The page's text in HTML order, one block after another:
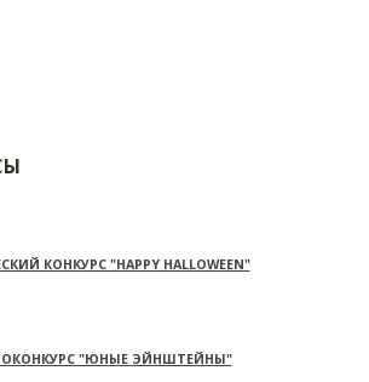
КОНКУРС "HAPPY HALLOWEEN"
"ЮНЫЕ ЭЙНШТЕЙНЫ"